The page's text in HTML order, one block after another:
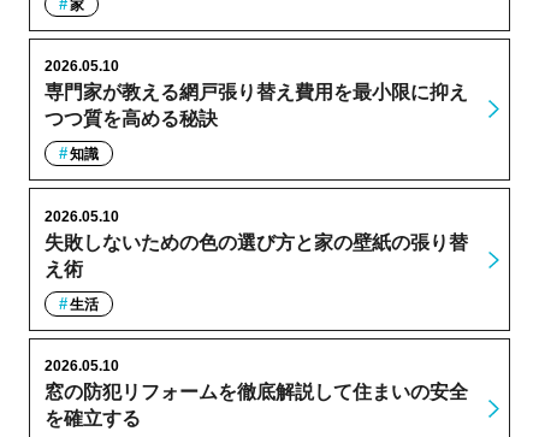
家
専門家が教える網戸張り替え費用を最小限に抑え
つつ質を高める秘訣
2026.05.10
知識
失敗しないための色の選び方と家の壁紙の張り替
え術
2026.05.10
生活
窓の防犯リフォームを徹底解説して住まいの安全
を確立する
2026.05.10